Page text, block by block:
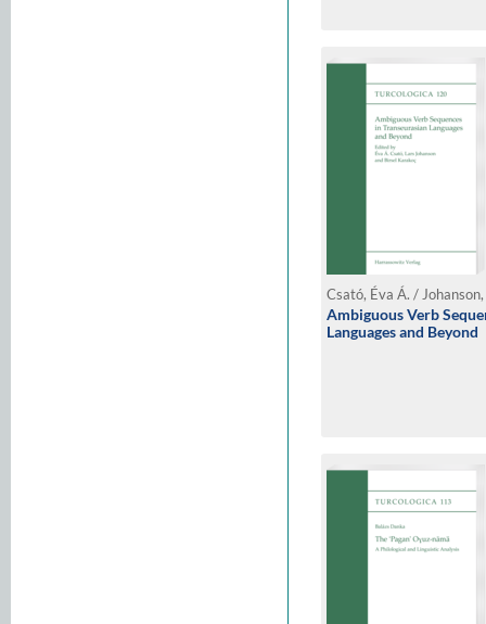
Ambiguous Verb
Languages and Beyond